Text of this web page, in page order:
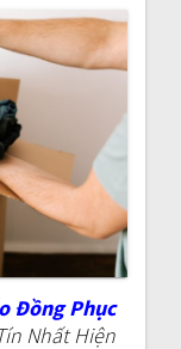
Đồng Phục
Nhất Hiện